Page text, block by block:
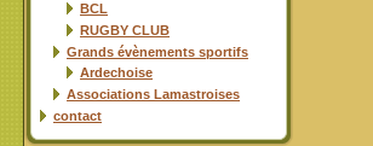
BCL
RUGBY CLUB
Grands évènements sportifs
Ardechoise
Associations Lamastroises
contact